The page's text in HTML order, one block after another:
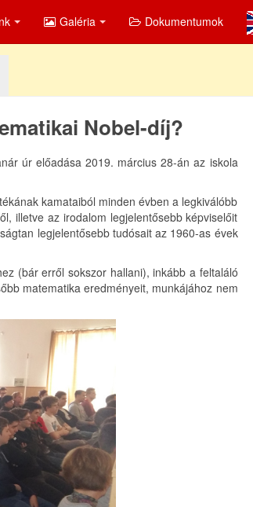
Galéria Dokumentumok
Nobel-díj?
úr előadása 2019. március 28-án az iskola
kamataiból minden évben a legkiválóbb
illetve az irodalom legjelentősebb képviselőit
legjelentősebb tudósait az 1960-as évek
(bár erről sokszor hallani), inkább a feltaláló
matematika eredményeit, munkájához nem